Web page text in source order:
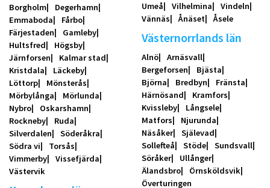
Borgholm
Degerhamn
Emmaboda
Fårbo
Färjestaden
Gamleby
Hultsfred
Högsby
Järnforsen
Kalmar stad
Kristdala
Läckeby
Löttorp
Mönsterås
Mörbylånga
Mörlunda
Nybro
Oskarshamn
Rockneby
Ruda
Silverdalen
Söderåkra
Södra vi
Torsås
Vimmerby
Vissefjärda
Västervik
Umeå
Vilhelmina
Vindeln
Vännäs
Ånäset Åsele
Västernorrlands län
Alnö
Arnäsvall
Bergeforsen
Bjästa
Björna
Bredbyn
Fränsta
Härnösand
Kramfors
Kvissleby
Långsele
Matfors
Njurunda
Näsåker
Själevad
Sollefteå
Stöde
Sundsvall
Söråker
Ullånger
Älandsbro
Örnsköldsvik
Överturingen